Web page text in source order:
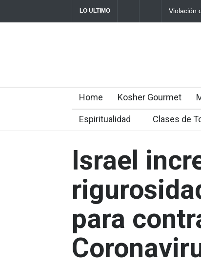
LO ULTIMO Violación
Home Kosher Gourmet
Espiritualidad Clases de
Israel
para